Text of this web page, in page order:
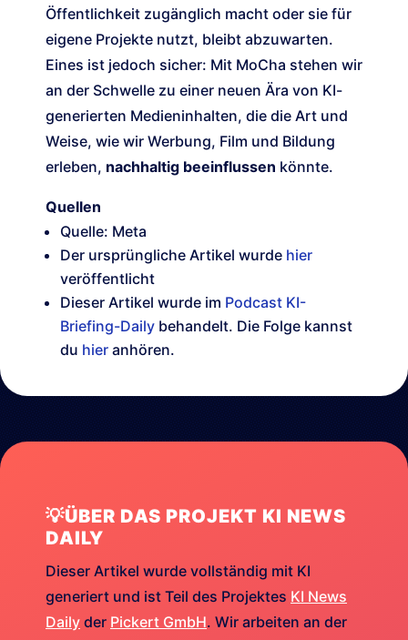
Öffentlichkeit zugänglich macht oder sie für
eigene Projekte nutzt, bleibt abzuwarten.
Eines ist jedoch sicher: Mit MoCha stehen wir
an der Schwelle zu einer neuen Ära von KI-
generierten Medieninhalten, die die Art und
Weise, wie wir Werbung, Film und Bildung
erleben, nachhaltig beeinflussen könnte.
Quellen
Quelle: Meta
Der ursprüngliche Artikel wurde hier
veröffentlicht
Dieser Artikel wurde im Podcast KI-
Briefing-Daily behandelt. Die Folge kannst
du hier anhören.
💡ÜBER DAS PROJEKT KI NEWS
DAILY
Dieser Artikel wurde vollständig mit KI
generiert und ist Teil des Projektes KI News
Daily der Pickert GmbH. Wir arbeiten an der